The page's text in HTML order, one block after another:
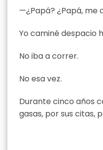
—¿Papá? ¿Papá, me
Yo caminé despacio
No iba a correr.
No esa vez.
Durante cinco años
gasas, por sus citas,